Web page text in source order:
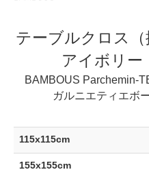
テーブルクロス
アイボリー
BAMBOUS Parchemin-
ガルニエティエボ
115x115cm
155x155cm